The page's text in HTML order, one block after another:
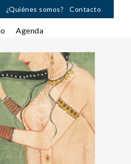
¿Quiénes somos? Contacto
Agenda